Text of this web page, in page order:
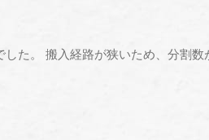
た。 搬入経路が狭いため、分割